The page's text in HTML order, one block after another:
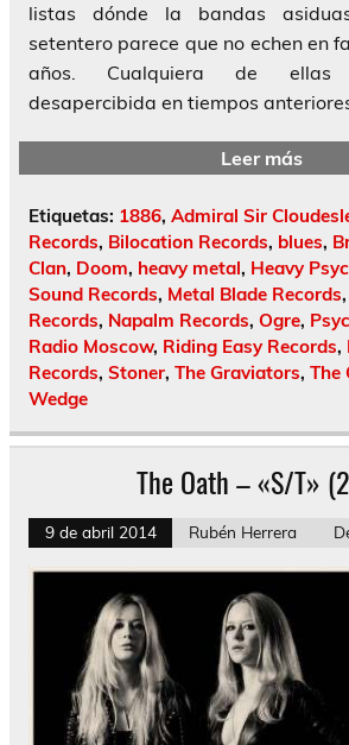
listas dónde la bandas
setentero parece que no echen en
años. Cualquiera de
desapercibida en tiempos
Leer más
Etiquetas: 1886, Admiral Sir
Records, Bilocation Records, blues,
Clan, Doom, heavy metal, Heavy
Sound Records, Metal Blade Records,
Records, Napalm Records, Ogre,
Radio Moscow, Riding Easy Records,
Records, Stoner, The Graviators, The
Wedge
The Oath – «S/T»
9 de abril 2014 Rubén Herrera